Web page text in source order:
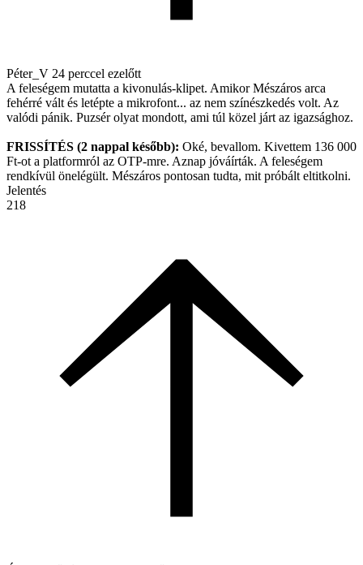
Péter_V 24 perccel ezelőtt
A feleségem mutatta a kivonulás-klipet. Amikor Mészáros arca
fehérré vált és letépte a mikrofont... az nem színészkedés volt. Az
valódi pánik. Puzsér olyat mondott, ami túl közel járt az igazsághoz.
FRISSÍTÉS (2 nappal később): Oké, bevallom. Kivettem 136 000
Ft-ot a platformról az OTP-mre. Aznap jóváírták. A feleségem
rendkívül önelégült. Mészáros pontosan tudta, mit próbált eltitkolni.
Jelentés
218